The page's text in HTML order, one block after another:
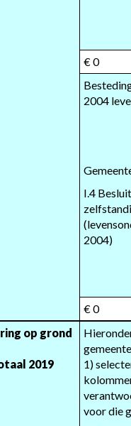
€ 0
2004
I.4
2004)
€ 0
op grond
2019
1)
voor die